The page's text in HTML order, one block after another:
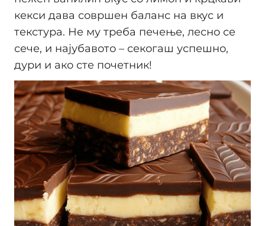
кекси дава совршен баланс на вкус и
текстура. Не му треба печење, лесно се
сече, и најубавото – секогаш успешно,
дури и ако сте почетник!